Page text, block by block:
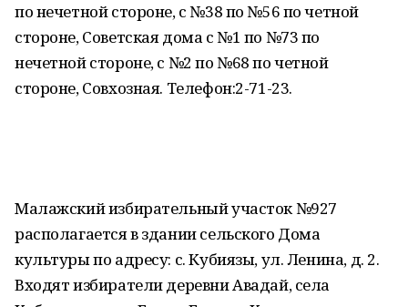
по нечетной стороне, с №38 по №56 по четной
стороне, Советская дома с №1 по №73 по
нечетной стороне, с №2 по №68 по четной
стороне, Совхозная. Телефон:2-71-23.
Малажский избирательный участок №927
располагается в здании сельского Дома
культуры по адресу: с. Кубиязы, ул. Ленина, д. 2.
Входят избиратели деревни Авадай, села